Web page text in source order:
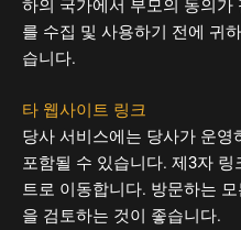
하의 국가에서 부모의 동의가
를 수집 및 사용하기 전에 귀
습니다.
타 웹사이트 링크
당사 서비스에는 당사가 운
포함될 수 있습니다. 제3자
트로 이동합니다. 방문하는
을 검토하는 것이 좋습니다.